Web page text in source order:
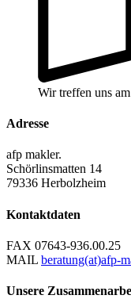
Wir treffen uns
Adresse
afp makler.
Schörlinsmatten 14
79336 Herbolzheim
Kontaktdaten
FAX 07643-936.00.25
MAIL beratung(at)afp-
Unsere